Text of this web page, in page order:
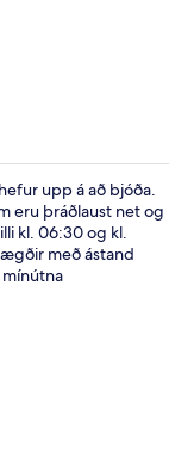
upp á að bjóða.
eru þráðlaust net og
kl. 06:30 og kl.
með ástand